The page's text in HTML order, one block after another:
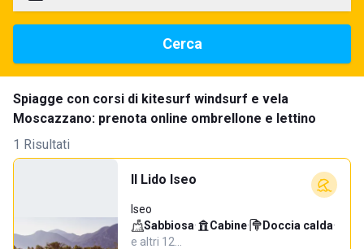
Cerca
Spiagge con corsi di kitesurf windsurf e vela
Moscazzano: prenota online ombrellone e lettino
1 Risultati
Il Lido Iseo
Iseo
Sabbiosa· Cabine· Doccia calda·
e altri 12…